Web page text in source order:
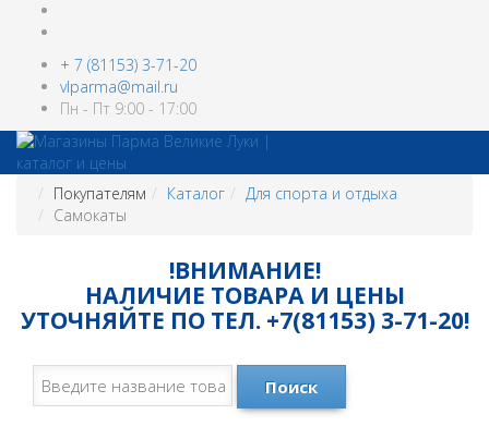
+ 7 (81153) 3-71-20
vlparma@mail.ru
Пн - Пт 9:00 - 17:00
Покупателям Каталог
Для спорта и отдыха
Самокаты
!ВНИМАНИЕ!
НАЛИЧИЕ ТОВАРА И ЦЕНЫ
УТОЧНЯЙТЕ ПО ТЕЛ. +7(81153) 3-71-20!
Поиск